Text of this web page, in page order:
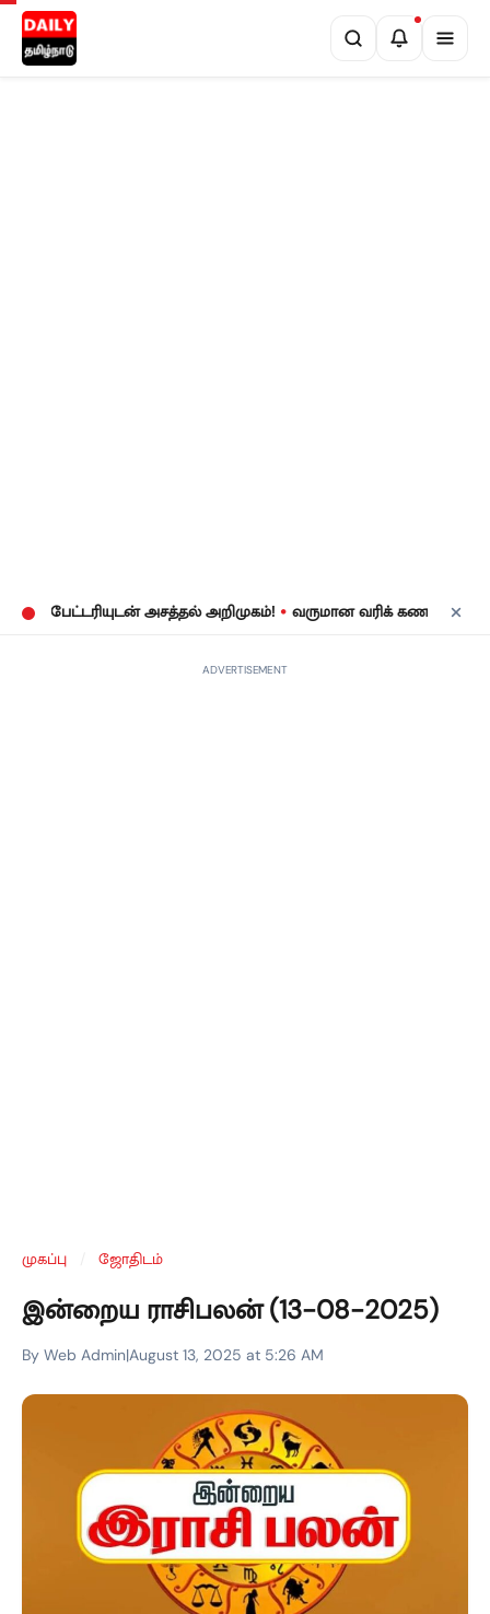
அசத்தல் அறிமுகம்! • வருமான வரிக் கணக்குத் தாக்கல்:
ADVERTISEMENT
முகப்பு ஜோதிடம்
இன்றைய ராசிபலன் (13-08-2025)
By Web Admin|August 13, 2025 at 5:26 AM